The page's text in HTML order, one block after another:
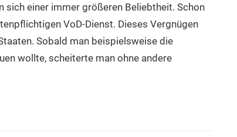
sich einer immer größeren Beliebtheit. Schon
VoD-Dienst. Dieses Vergnügen
Sobald man beispielsweise die
wollte, scheiterte man ohne andere